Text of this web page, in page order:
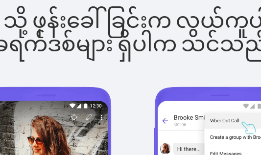
ာ သို့ ဖုန်းခေါ်ခြင်းက လွယ်
ရက်ဒစ်များ ရှိပါက သင်သ